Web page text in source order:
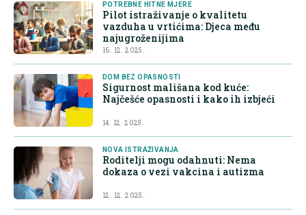
POTREBNE HITNE MJERE
Pilot istraživanje o kvalitetu
vazduha u vrtićima: Djeca među
najugroženijima
16. 12. 2025.
DOM BEZ OPASNOSTI
Sigurnost mališana kod kuće:
Najčešće opasnosti i kako ih izbjeći
14. 12. 2025.
NOVA ISTRAŽIVANJA
Roditelji mogu odahnuti: Nema
dokaza o vezi vakcina i autizma
12. 12. 2025.